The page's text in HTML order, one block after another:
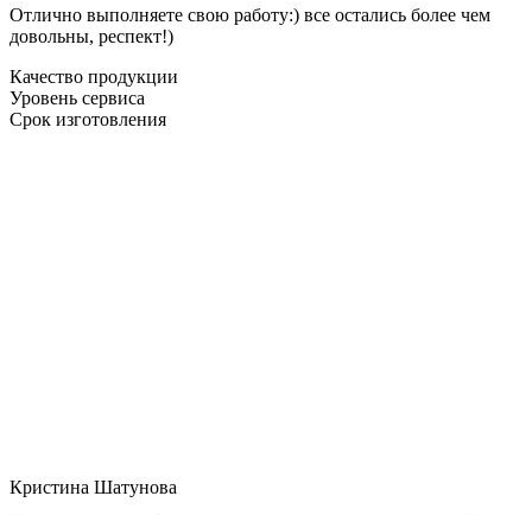
Отлично выполняете свою работу:) все остались более чем
довольны, респект!)
Качество продукции
Уровень сервиса
Срок изготовления
Кристина Шатунова